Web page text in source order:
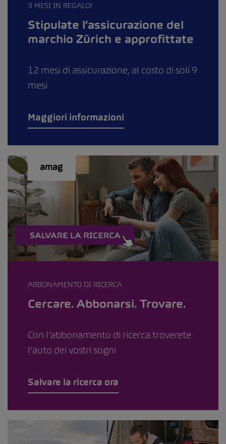
3 MESI IN REGALO!
Stipulate l’assicurazione del
marchio Zürich e approfittate
12 mesi di assicurazione, al costo di soli 9
mesi
Maggiori informazioni
ABBONAMENTO DI RICERCA
Cercare. Abbonarsi. Trovare.
Con l’abbonamento di ricerca troverete
l’auto dei vostri sogni
Salvare la ricerca ora